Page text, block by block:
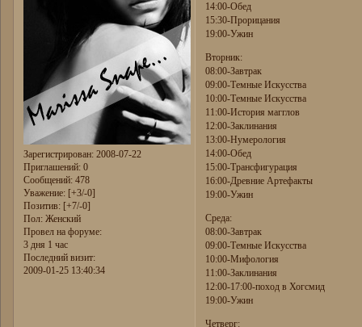
Зарегистрирован: 2008-07-22
Приглашений:0
Сообщений:478
Уважение: [+3/-0]
Позитив: [+7/-0]
Пол:Женский
Провел на форуме:
3 дня 1 час
Последний визит:
2009-01-25 13:40:34
14:00-Обед
15:30-Прорицания
19:00-Ужин
Вторник:
08:00-Завтрак
09:00-Темные Искусства
10:00-Темные Искусства
11:00-История магглов
12:00-Заклинания
13:00-Нумерология
14:00-Обед
15:00-Трансфигурация
16:00-Древние Артефакты
19:00-Ужин
Среда:
08:00-Завтрак
09:00-Темные Искусства
10:00-Мифология
11:00-Заклинания
12:00-17:00-поход в Хогсмид
19:00-Ужин
Четверг: